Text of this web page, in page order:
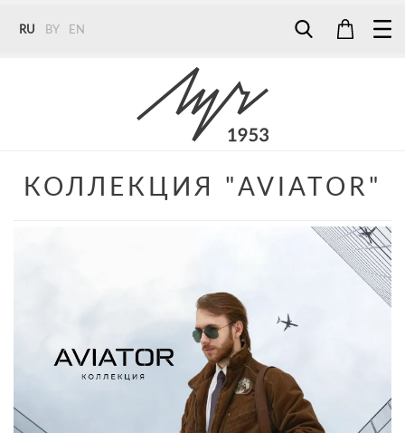
RU BY EN
+375 (29) 272 51 56
КОЛЛЕКЦИЯ "AVIATOR"